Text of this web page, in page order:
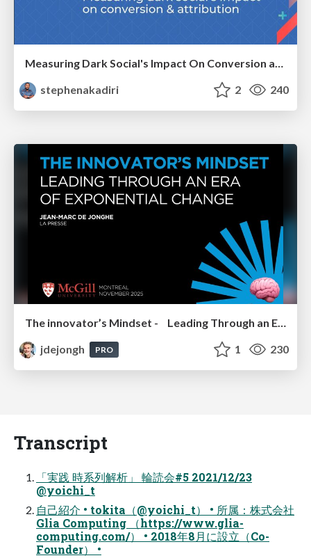
Measuring Dark Social's Impact On Conversion and Attribution
stephenakadiri
2 240
jdejongh
PRO 1 230
Transcript
「実践 時系列解析」 輪読会#5 2021/12/23
@yoichi_t
⾃⼰紹介 • tokita（@yoichi_t） • 所属：株式会社
Glia Computing （https://www.glia-
computing.com/） • 2018年8⽉に設⽴（Co-
Founder） •